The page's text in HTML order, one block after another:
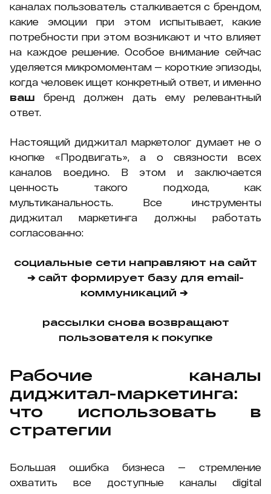
каналах пользователь сталкивается с брендом,
какие эмоции при этом испытывает, какие
потребности при этом возникают и что влияет
на каждое решение. Особое внимание сейчас
уделяется микромоментам — короткие эпизоды,
когда человек ищет конкретный ответ, и именно
ваш бренд должен дать ему релевантный
ответ.
Настоящий диджитал маркетолог думает не о
кнопке «Продвигать», а о связности всех
каналов воедино. В этом и заключается
ценность такого подхода, как
мультиканальность. Все инструменты
диджитал маркетинга должны работать
согласованно:
социальные сети направляют на сайт
➔ сайт формирует базу для email-
коммуникаций ➔
рассылки снова возвращают
пользователя к покупке
Рабочие каналы
диджитал-маркетинга:
что использовать в
стратегии
Большая ошибка бизнеса — стремление
охватить все доступные каналы digital